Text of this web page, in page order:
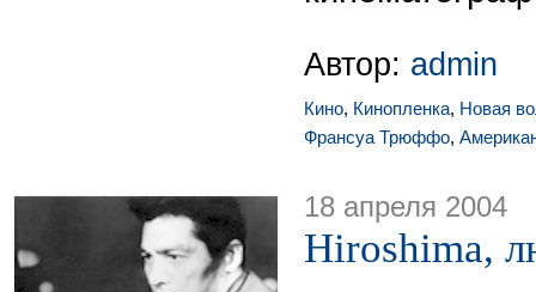
Автор: admin
Кино, Кинопленка, Новая
Франсуа Трюффо,
18 апреля 2004
Hiroshima,